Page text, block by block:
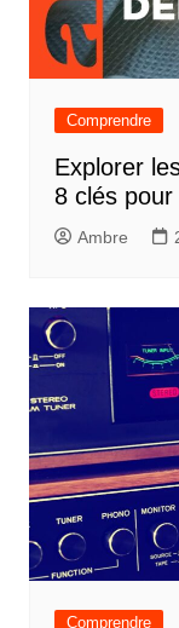
Comprendre
Explorer
8 clés
Ambre
Comprendre